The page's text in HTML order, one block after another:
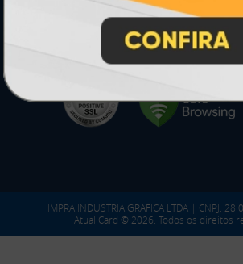
SEGURANÇA
IMPRA INDUSTRIA GRAFICA LTDA | CNPJ:
Atual Card © 2026. Todos os direitos